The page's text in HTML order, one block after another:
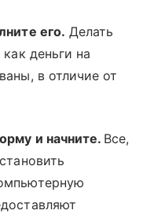
его. Делать
деньги на
в отличие от
и начните. Все,